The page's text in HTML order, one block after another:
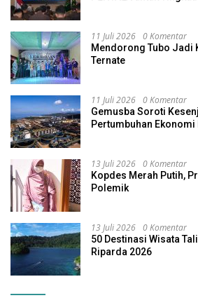
11 Juli 2026 0 Komentar
Mendorong Tubo Jadi
Ternate
11 Juli 2026 0 Komentar
Gemusba Soroti
Pertumbuhan Ekonomi
13 Juli 2026 0 Komentar
Kopdes Merah Putih,
Polemik
13 Juli 2026 0 Komentar
50 Destinasi Wisata
Riparda 2026